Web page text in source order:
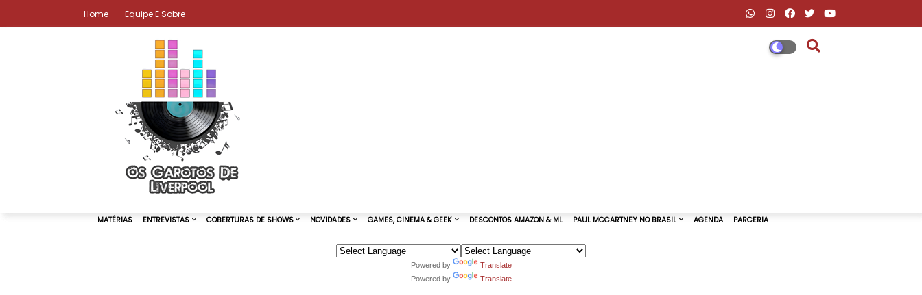
Home Equipe E Sobre
Powered by
Translate
Powered by
Translate